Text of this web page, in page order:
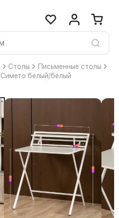
Столы
Письменные столы
белый/белый